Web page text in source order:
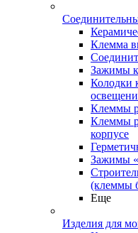
Клемма
Зажимы
Колодки
Клеммы
Клеммы
корпусе
Зажимы
(клеммы
Еще
Изделия для